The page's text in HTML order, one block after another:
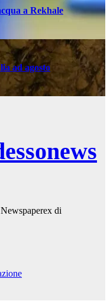
a Rekhale
ad agosto
di